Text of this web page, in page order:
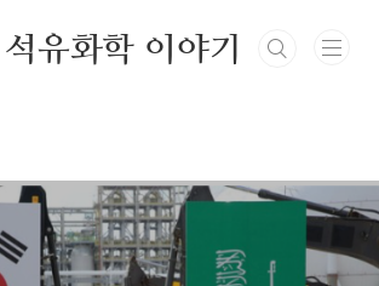
유화학 이야기